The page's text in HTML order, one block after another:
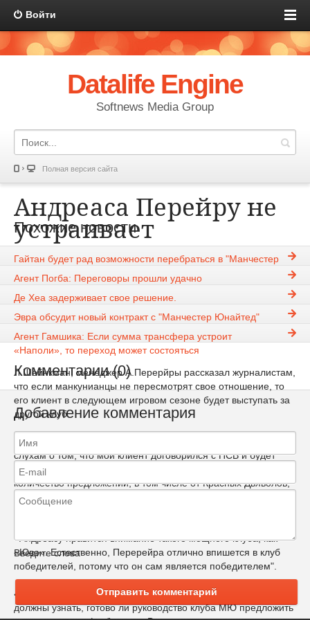
Войти
Datalife Engine
Softnews Media Group
Полная версия сайта
Андреаса Перейру не
устраивает
предложение
«Юнайтед»
KIM 27-02-2015, 17:31 1632
Футбол
Л.Шейнкман, менеджер А.Перерйры рассказал журналистам,
что если манкунианцы не пересмотрят свое отношение, то
его клиент в следующем игровом сезоне будет выступать за
другой клуб.
Агент 19-летнего футболиста заявил следующее: «Не верьте
слухам о том, что мой клиент договорился с ПСВ и будет
играть в Эредивизи. Сейчас нам поступает огромное
количество предложений, в том числе от Красных Дьяволов,
из которых мы выберем то, что нас полностью устроит. Мы
«Андреасу нравится внимание такого мощного клуба, как
«Юве». Естественно, Перерейра отлично впишется в клуб
победителей, потому что он сам является победителем".
«Но прежде чем принять такое ответственное решение, мы
должны узнать, готово ли руководство клуба МЮ предложить
Похожие новости
Гайтан будет рад возможности перебраться в "Манчестер
Юнайтед"
Агент Погба: Переговоры прошли удачно
Де Хеа задерживает свое решение.
Эвра обсудит новый контракт с "Манчестер Юнайтед"
будущим летом
Агент Гамшика: Если сумма трансфера устроит
«Наполи», то переход может состояться
Комментарии (0)
Добавление комментария
Введите слова
Отправить комментарий